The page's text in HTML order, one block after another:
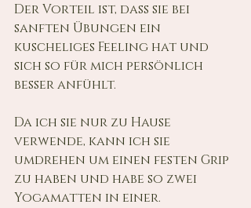
Der Vorteil ist, dass sie bei
sanften Übungen ein
kuscheliges Feeling hat und
sich so für mich persönlich
besser anfühlt.
Da ich sie nur zu Hause
verwende, kann ich sie
umdrehen um einen festen Grip
zu haben und habe so zwei
Yogamatten in einer.